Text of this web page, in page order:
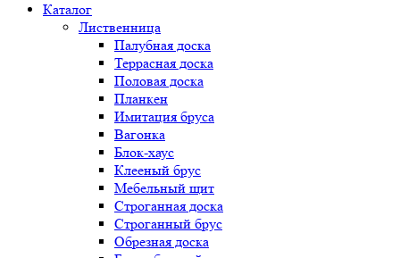
Каталог
Лиственница
Палубная доска
Террасная доска
Половая доска
Планкен
Имитация бруса
Вагонка
Блок-хаус
Клееный брус
Мебельный щит
Строганная доска
Строганный брус
Обрезная доска